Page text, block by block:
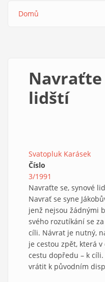
Domů
Navraťte
lidští
Svatopluk Karásek
Číslo
3/1991
Navraťte se, synové
Navrať se syne
jenž nejsou žádnými
svého rozutíkání se
cíli. Návrat je nutný,
je cestou zpět, která
cestu dopředu – k
vrátit k původním